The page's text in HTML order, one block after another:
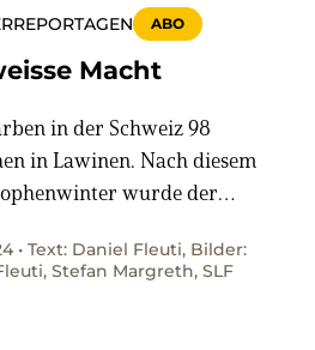
ABO
Macht
in der Schweiz 98
in Lawinen. Nach diesem
wurde der
Auf der Winterwanderung
• Text: Daniel Fleuti, Bilder:
Stefan Margreth, SLF